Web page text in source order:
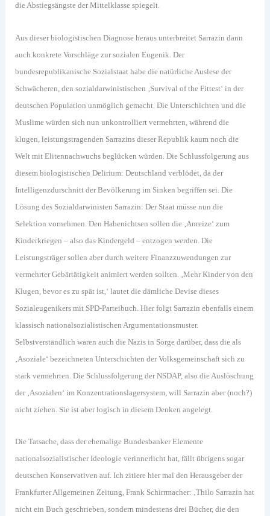
die Abstiegsängste der Mittelklasse spiegelt.
Aus dieser biologistischen Diagnose heraus unterbreitet Sarrazin dann
auch konkrete Vorschläge zur sozialen Eugenik. Der
bundesrepublikanische Sozialstaat habe die natürliche Auslese der
Schwächeren, den sozialdarwinistischen ‚Survival of the Fittest‘ in der
deutschen Population unmöglich gemacht. Die Unterschichten und die
Muslime würden sich nun unkontrolliert vermehrten, während die
klugen, leistungstragenden Sarrazins dieser Republik kaum noch die
Welt mit Elitennachwuchs beglücken würden. Die Schlussfolgerung aus
diesem biologistischen Delirium: Deutschland verblödet, da der
Intelligenzdurschnitt der Bevölkerung im Sinken begriffen sei. Die
Lösung des Sozialdarwinisten Sarrazin: Der Staat müsse nun die
Selektion vornehmen. Den Habenichtsen sollen die ‚Anreize‘ zum
Kinderkriegen – also das Kindergeld – entzogen werden. Die
Leistungsträger sollen aber durch weitere Finanzzuwendungen zur
vermehrter Gebärtätigkeit animiert werden sollten. ‚Mehr Kinder von den
Klugen, bevor es zu spät ist,‘ lautet die dämliche Devise dieses
Sozialeugenikers mit SPD-Parteibuch. Hier folgt Sarrazin ebenfalls einem
klassisch nationalsozialistischen Argumentationsmuster.
Selbstverständlich waren auch die Nazis in Sorge darüber, dass die als
‚Asoziale‘ bezeichneten Unterschichten der Volksgemeinschaft sich zu
stark vermehrten. Die Schlussfolgerung der NSDAP, also die Auslöschung
der ‚Asozialen‘ im Konzentrationslagersystem, will Sarrazin aber (noch?)
nicht ziehen. Sie ist aber logisch in diesem Denken angelegt.
Die Tatsache, dass der ehemalige Bundesbanker Elemente
nationalsozialistischer Ideologie verinnerlicht hat, fällt übrigens sogar
deutschen Konservativen auf. Ich zitiere hier mal den Herausgeber der
Frankfurter Allgemeinen Zeitung, Frank Schirrmacher: ‚Thilo Sarrazin hat
nicht ein Buch geschrieben, sondern mindestens drei Bücher, die den